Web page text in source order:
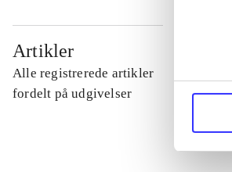
Artikler
Alle registrerede artikler
fordelt på udgivelser